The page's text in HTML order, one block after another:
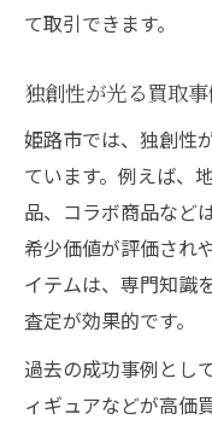
て取引できます。
独創性が光る買取
姫路市では、独創性
ています。例えば、
品、コラボ商品など
希少価値が評価され
イテムは、専門知識
査定が効果的です。
過去の成功事例とし
ィギュアなどが高価